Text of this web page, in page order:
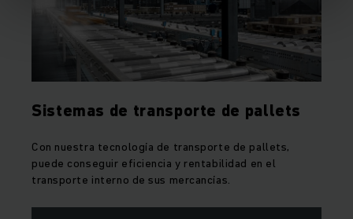
Sistemas de transporte de pallets
Con nuestra tecnología de transporte de pallets,
puede conseguir eficiencia y rentabilidad en el
transporte interno de sus mercancías.